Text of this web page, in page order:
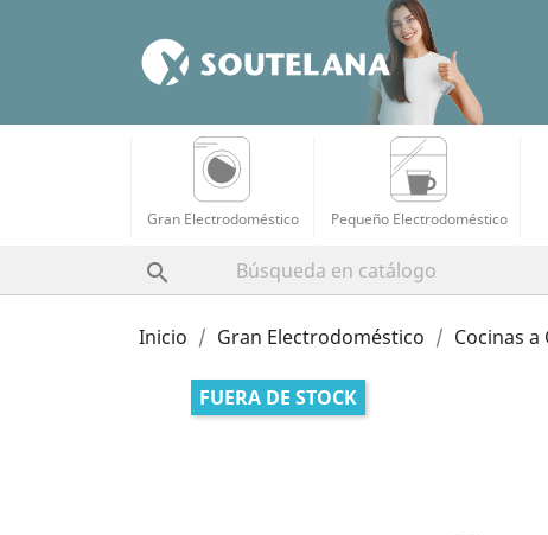
Gran Electrodoméstico Pequeño Electrodoméstico

Inicio Gran Electrodoméstico Cocinas a
FUERA DE STOCK